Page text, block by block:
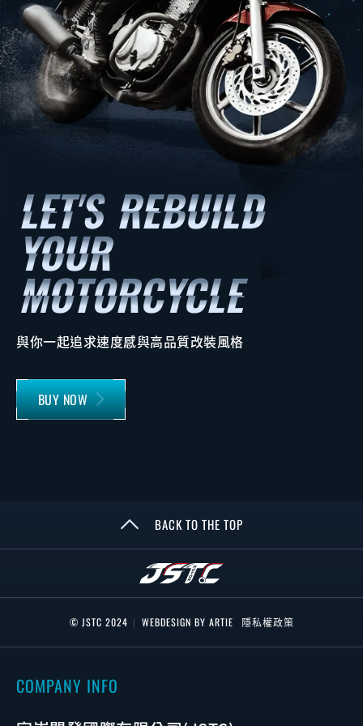
與你一起追求速度感與高品質改裝風格
BUY NOW
BACK TO THE TOP
© JSTC 2024 | WEBDESIGN BY ARTIE 隱私權政策
COMPANY INFO